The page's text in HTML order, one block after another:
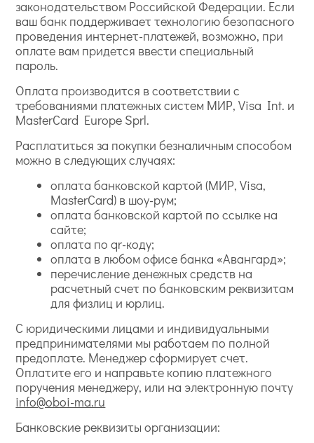
законодательством Российской Федерации. Если
ваш банк поддерживает технологию безопасного
проведения интернет-платежей, возможно, при
оплате вам придется ввести специальный
пароль.
Оплата производится в соответствии с
требованиями платежных систем МИР, Visa Int. и
MasterCard Europe Sprl.
Расплатиться за покупки безналичным способом
можно в следующих случаях:
оплата банковской картой (МИР, Visa,
MasterCard) в шоу-рум;
оплата банковской картой по ссылке на
сайте;
оплата по qr-коду;
оплата в любом офисе банка «Авангард»;
перечисление денежных средств на
расчетный счет по банковским реквизитам
для физлиц и юрлиц.
С юридическими лицами и индивидуальными
предпринимателями мы работаем по полной
предоплате. Менеджер сформирует счет.
Оплатите его и направьте копию платежного
поручения менеджеру, или на электронную почту
info@oboi-ma.ru
Банковские реквизиты организации: